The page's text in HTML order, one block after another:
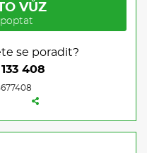
VŮZ
poptat
se poradit?
408